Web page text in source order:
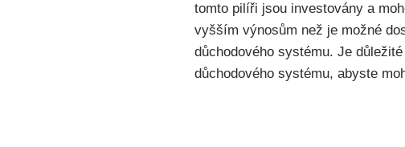
tomto pilíři jsou investovány a
vyšším výnosům než je možné
důchodového systému. Je
důchodového systému, abyste